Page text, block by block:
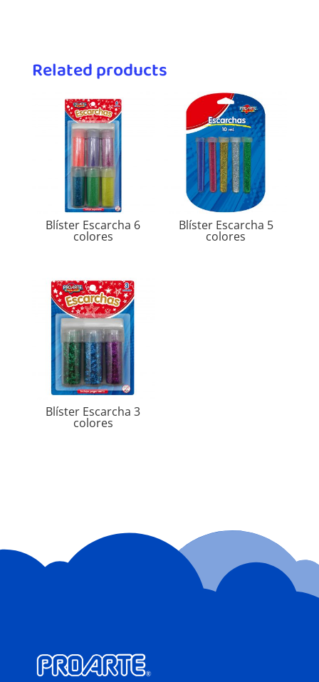
Related products
Blíster Escarcha 6
colores
Blíster Escarcha 5
colores
Blíster Escarcha 3
colores